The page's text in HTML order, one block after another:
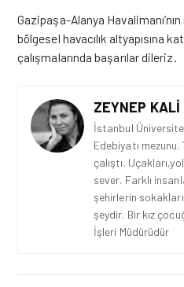
Gazipaşa-Alanya
bölgesel havacılık altyapısına
çalışmalarında başarılar dileriz.
ZEYNEP KALI
İstanbul
Edebiyatı mezunu.
çalıştı.
sever. Farklı
şehirlerin
şeydir. Bir kız
İşleri Müdürüdür